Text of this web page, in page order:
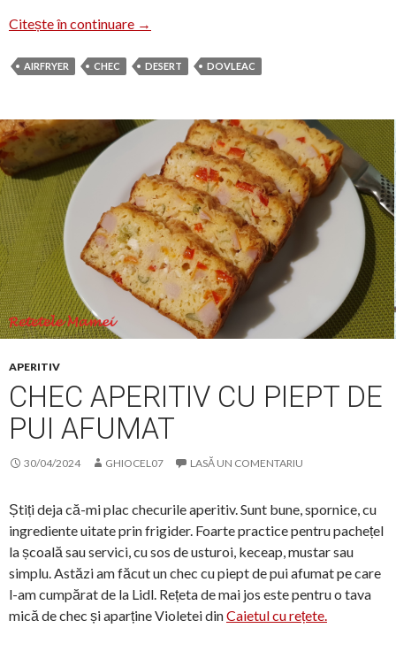
Citește în continuare Chec cu dovleac și nuci
→
AIRFRYER CHEC DESERT DOVLEAC
APERITIV
CHEC APERITIV CU PIEPT DE
PUI AFUMAT
30/04/2024 GHIOCEL07 LASĂ UN COMENTARIU
Știți deja că-mi plac checurile aperitiv. Sunt bune, spornice, cu
ingrediente uitate prin frigider. Foarte practice pentru pachețel
la școală sau servici, cu sos de usturoi, keceap, mustar sau
simplu. Astăzi am făcut un chec cu piept de pui afumat pe care
l-am cumpărat de la Lidl. Rețeta de mai jos este pentru o tava
mică de chec și aparține Violetei dinCaietul cu rețete.